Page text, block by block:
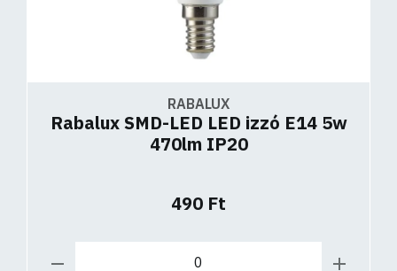
RABALUX
Rabalux SMD-LED LED izzó E14 5w
470lm IP20
490 Ft